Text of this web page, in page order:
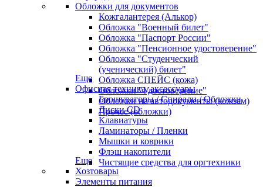
Обложки для документов
Кожгалантерея (Алькор)
Обложка "Военный билет"
Обложка "Паспорт России"
Обложка "Пенсионное удостоверение"
Обложка "Студенческий
(ученический) билет"
Обложка СПЕЙС (кожа)
Обложки "Удостоверение"
Обложки на автодокументы (кожзам)
Прочее (обложки)
Еще
Офисная техника, аксессуары
Брошураторы / Спирали / Обложки
Диски CD
Клавиатуры
Ламинаторы / Пленки
Мышки и коврики
Флэш накопители
Чистящие средства для оргтехники
Еще
Хозтовары
Элементы питания